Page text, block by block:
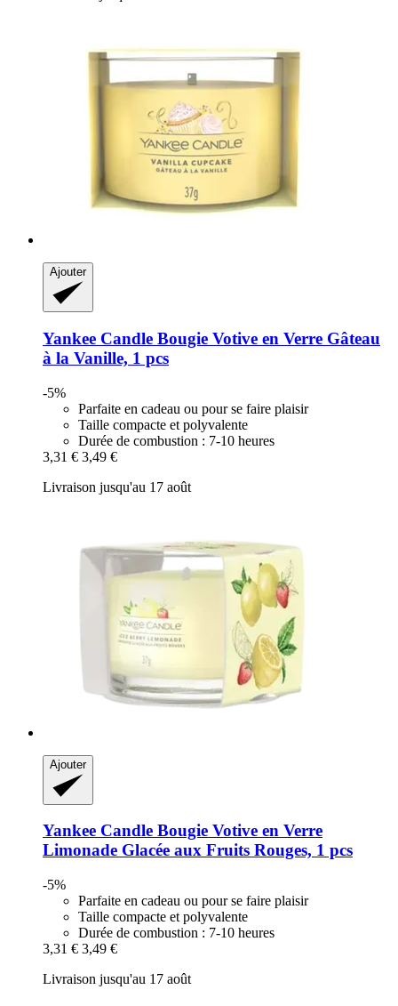
Ajouter
Yankee Candle Bougie Votive en Verre Gâteau
à la Vanille, 1 pcs
-5%
Parfaite en cadeau ou pour se faire plaisir
Taille compacte et polyvalente
Durée de combustion : 7-10 heures
3,31 € 3,49 €
Livraison jusqu'au 17 août
Ajouter
Yankee Candle Bougie Votive en Verre
Limonade Glacée aux Fruits Rouges, 1 pcs
-5%
Parfaite en cadeau ou pour se faire plaisir
Taille compacte et polyvalente
Durée de combustion : 7-10 heures
3,31 € 3,49 €
Livraison jusqu'au 17 août